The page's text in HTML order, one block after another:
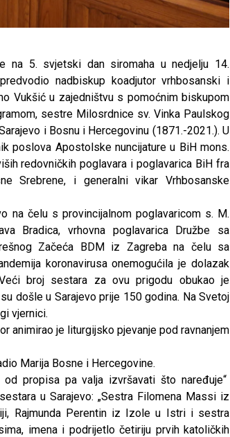
na 5. svjetski dan siromaha u nedjelju 14.
nadbiskup koadjutor vrhbosanski i
Vukšić u zajedništvu s pomoćnim biskupom
sestre Milosrdnice sv. Vinka Paulskog
i Bosnu i Hercegovinu (1871.-2021.). U
poslova Apostolske nuncijature u BiH mons.
redovničkih poglavara i poglavarica BiH fra
Srebrene, i generalni vikar Vrhbosanske
na čelu s provincijalnom poglavaricom s. M.
Bradica, vrhovna poglavarica Družbe sa
Začeća BDM iz Zagreba na čelu sa
koronavirusa onemogućila je dolazak
broj sestara za ovu prigodu obukao je
došle u Sarajevo prije 150 godina. Na Svetoj
vjernici.
animirao je liturgijsko pjevanje pod ravnanjem
Marija Bosne i Hercegovine.
propisa pa valja izvršavati što naređuje“
u Sarajevo: „Sestra Filomena Massi iz
Rajmunda Perentin iz Izole u Istri i sestra
imena i podrijetlo četiriju prvih katoličkih